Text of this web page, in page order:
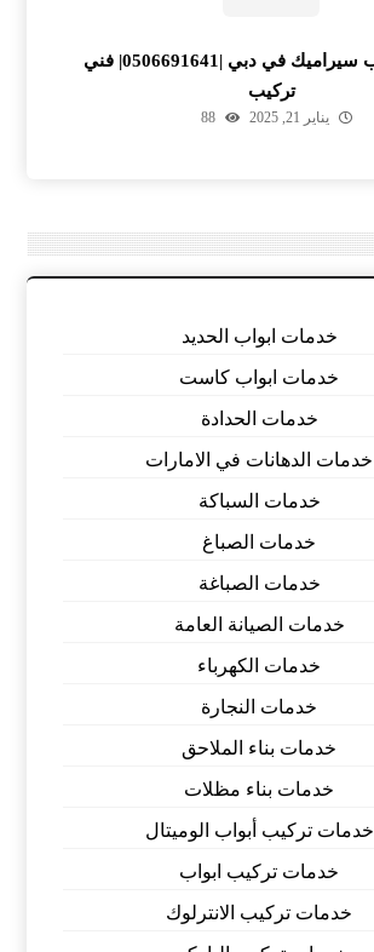
شركة تركيب سيراميك في دبي |0506691641| فني
تركيب
يناير 21, 2025 88
خدمات ابواب الحديد
خدمات ابواب كاست
خدمات الحدادة
خدمات الدهانات في الامارات
خدمات السباكة
خدمات الصباغ
خدمات الصباغة
خدمات الصيانة العامة
خدمات الكهرباء
خدمات النجارة
خدمات بناء الملاحق
خدمات بناء مظلات
خدمات تركيب أبواب الوميتال
خدمات تركيب ابواب
خدمات تركيب الانترلوك